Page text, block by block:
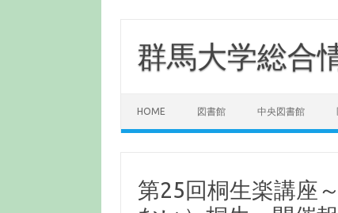
群馬大学総合
HOME 図書館 中央図書館
第25回桐生楽講座